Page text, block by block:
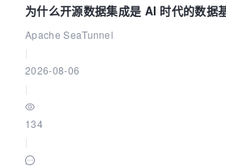
为什么开源数据集成是 AI 时代的数据
Apache SeaTunnel
2026-08-06
134